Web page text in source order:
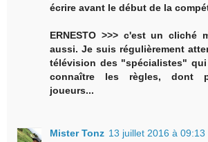
écrire avant le début de la
ERNESTO >>> c'est un cliché
aussi. Je suis régulièrement
télévision des "spécialistes"
connaître les règles, dont
joueurs...
Mister Tonz 13 juillet 2016 à 09:13